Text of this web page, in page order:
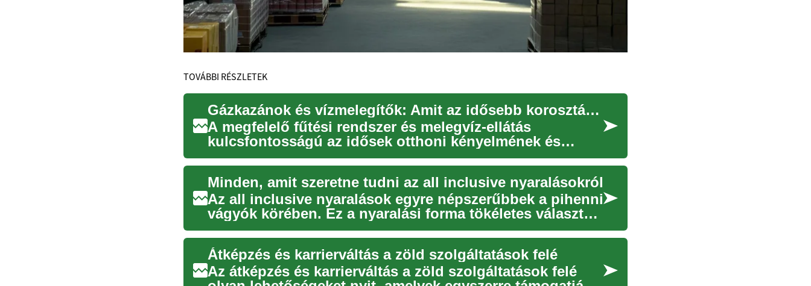
TOVÁBBI RÉSZLETEK
Gázkazánok és vízmelegítők: Amit az idősebb korosztálynak tudnia kell a korszerűsítésről
A megfelelő fűtési rendszer és melegvíz-ellátás
kulcsfontosságú az idősek otthoni kényelmének és
biztonságának szempo...
Minden, amit szeretne tudni az all inclusive nyaralásokról
Az all inclusive nyaralások egyre népszerűbbek a pihenni
vágyók körében. Ez a nyaralási forma tökéletes választás
leh...
Átképzés és karrierváltás a zöld szolgáltatások felé
Az átképzés és karrierváltás a zöld szolgáltatások felé